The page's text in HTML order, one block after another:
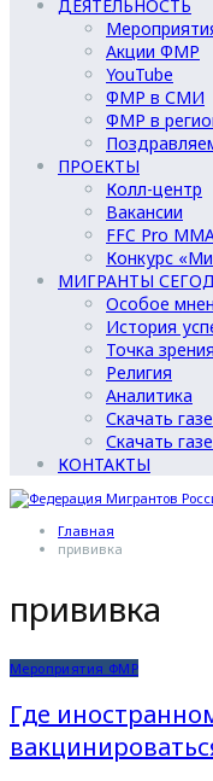
ДЕЯТЕЛЬНОСТЬ
Акции ФМР
YouTube
ФМР в СМИ
ФМР в
ПРОЕКТЫ
Колл-центр
Вакансии
FFC Pro
Конкурс
МИГРАНТЫ
Особое
История
Точка зрения
Религия
Аналитика
Скачать
Скачать
КОНТАКТЫ
Главная
прививка
прививка
Мероприятия ФМР
Где